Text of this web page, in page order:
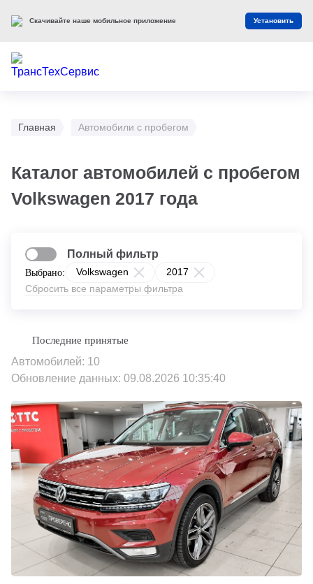
Главная Автомобили с пробегом
Каталог автомобилей с пробегом
Volkswagen 2017 года
Выбрано: Volkswagen
2017
Сбросить все параметры фильтра
Полный фильтр
Автомобилей: 10
Обновление данных: 09.08.2026 10:35:40
Оцените наш сайт Оценить